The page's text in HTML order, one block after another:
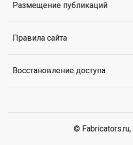
Размещение публикаций
Правила сайта
Восстановление доступа
© Fabricators.ru,